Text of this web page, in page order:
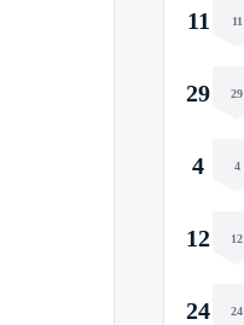
11 11
29 29
4 4
12 12
24 24